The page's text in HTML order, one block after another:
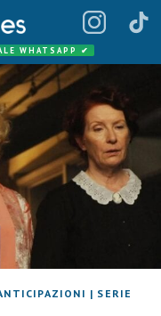
WHATSAPP ✔
| SERIE